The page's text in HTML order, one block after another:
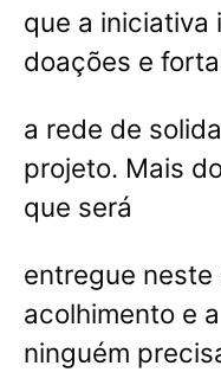
que a iniciativa
doações e
a rede de
projeto. Mais
que será
entregue
acolhimento e
ninguém